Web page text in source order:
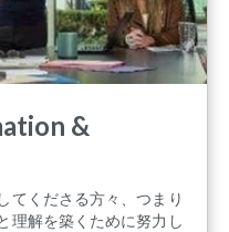
&
てくださる方々、つまり
理解を築くために努力し